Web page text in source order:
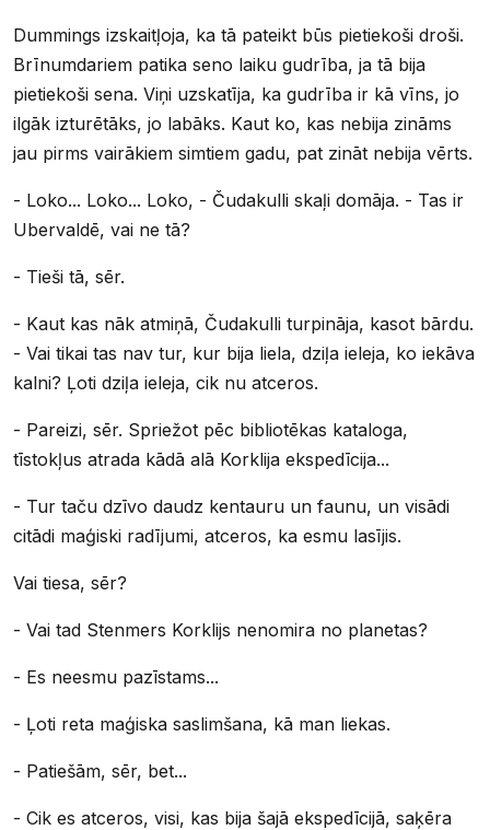
Dummings izskaitļoja, ka tā pateikt būs pietiekoši droši.
Brīnumdariem patika seno laiku gudrība, ja tā bija
pietiekoši sena. Viņi uzskatīja, ka gudrība ir kā vīns, jo
ilgāk izturētāks, jo labāks. Kaut ko, kas nebija zināms
jau pirms vairākiem simtiem gadu, pat zināt nebija vērts.
- Loko... Loko... Loko, - Čudakulli skaļi domāja. - Tas ir
Ubervaldē, vai ne tā?
- Tieši tā, sēr.
- Kaut kas nāk atmiņā, Čudakulli turpināja, kasot bārdu.
- Vai tikai tas nav tur, kur bija liela, dziļa ieleja, ko iekāva
kalni? Ļoti dziļa ieleja, cik nu atceros.
- Pareizi, sēr. Spriežot pēc bibliotēkas kataloga,
tīstokļus atrada kādā alā Korklija ekspedīcija...
- Tur taču dzīvo daudz kentauru un faunu, un visādi
citādi maģiski radījumi, atceros, ka esmu lasījis.
Vai tiesa, sēr?
- Vai tad Stenmers Korklijs nenomira no planetas?
- Es neesmu pazīstams...
- Ļoti reta maģiska saslimšana, kā man liekas.
- Patiešām, sēr, bet...
- Cik es atceros, visi, kas bija šajā ekspedīcijā, saķēra